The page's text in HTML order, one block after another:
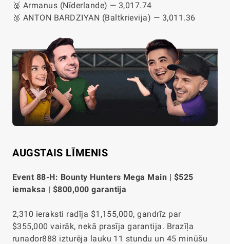
🥈 Armanus (Nīderlande) — 3,017.74
🥉 ANTON BARDZIYAN (Baltkrievija) — 3,011.36
AUGSTAIS LĪMENIS
Event 88-H: Bounty Hunters Mega Main | $525
iemaksa | $800,000 garantija
2,310 ieraksti radīja $1,155,000, gandrīz par
$355,000 vairāk, nekā prasīja garantija. Brazīļa
runador888 izturēja lauku 11 stundu un 45 minūšu